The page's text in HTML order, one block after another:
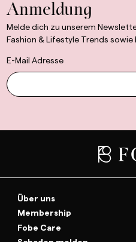
Anmeldung
Melde dich zu unserem
Fashion & Lifestyle Trends sowie
E-Mail Adresse
Über uns
Membership
Fobe Care